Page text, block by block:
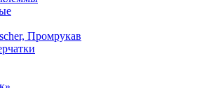
Промрукав